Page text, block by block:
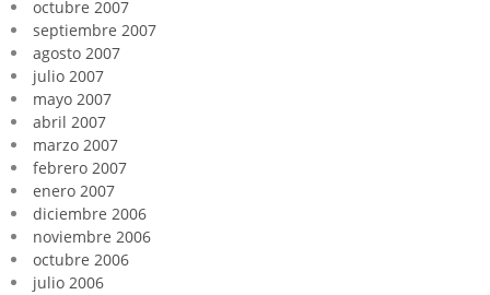
octubre 2007
septiembre 2007
agosto 2007
julio 2007
mayo 2007
abril 2007
marzo 2007
febrero 2007
enero 2007
diciembre 2006
noviembre 2006
octubre 2006
julio 2006